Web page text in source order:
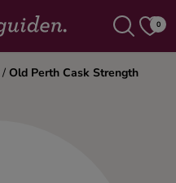
0
/ Old Perth Cask Strength